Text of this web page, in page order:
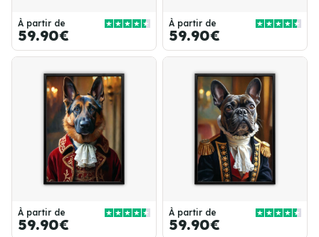
À partir de
59.90€
À partir de
59.90€
À partir de
59.90€
À partir de
59.90€